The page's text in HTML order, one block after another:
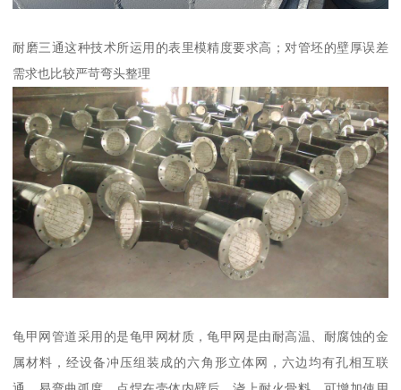
耐磨三通这种技术所运用的表里模精度要求高；对管坯的壁厚误差
需求也比较严苛弯头整理
龟甲网管道采用的是龟甲网材质，龟甲网是由耐高温、耐腐蚀的金
属材料，经设备冲压组装成的六角形立体网，六边均有孔相互联